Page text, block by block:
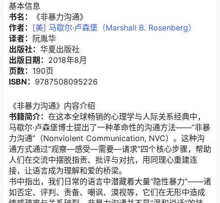
基本信息
书名：
《非暴力沟通》
作者： [美] 马歇尔·卢森堡（Marshall B. Rosenberg）
译者： 阮胤华
出版社： 华夏出版社
出版日期： 2018年8月
页数： 190页
ISBN： 9787508095226
《非暴力沟通》内容介绍
书籍简介： 在这本全球畅销的心理学与人际关系经典中，
马歇尔·卢森堡博士提出了一种革命性的沟通方法——“非暴
力沟通”（Nonviolent Communication, NVC）。这种沟
通方式通过“观察—感受—需要—请求”四个核心步骤，帮助
人们在交流中摆脱指责、批评与对抗，用同理心重建连
接，让语言成为理解和爱的桥梁。
书中指出，我们日常的语言中潜藏着大量“隐性暴力”——诸
如否定、评判、责备、嘲讽、漠视等，它们在无形中造成